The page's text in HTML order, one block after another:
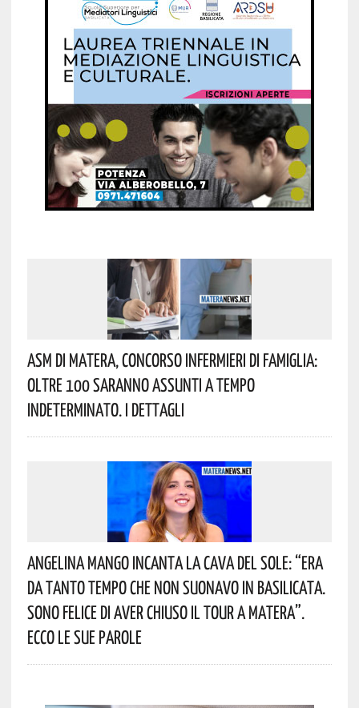
Asm Di Matera, Concorso Infermieri Di Famiglia:
Oltre 100 Saranno Assunti A Tempo
Indeterminato. I Dettagli
Angelina Mango Incanta La Cava Del Sole: “era
Da Tanto Tempo Che Non Suonavo In Basilicata.
Sono Felice Di Aver Chiuso Il Tour A Matera”.
Ecco Le Sue Parole